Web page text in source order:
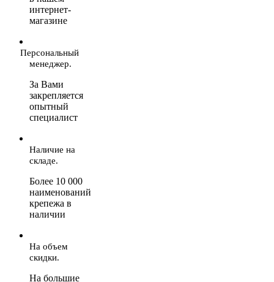
интернет-
магазине
Персональный
менеджер.
За Вами
закрепляется
опытный
специалист
Наличие на
складе.
Более 10 000
наименований
крепежа в
наличии
На объем
скидки.
На большие